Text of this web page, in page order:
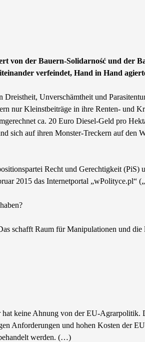
von der Bauern-Solidarność und der
verfeindet, Hand in Hand
Unverschämtheit und
nur Kleinstbeiträge in ihre Renten- und
ca. 20 Euro Diesel-Geld pro
sich auf ihren Monster-Treckern auf den
Recht und Gerechtigkeit
2015 das Internetportal „wPolityce.pl“
schafft Raum für Manipulationen und
keine Ahnung von der EU-
Anforderungen und hohen Kosten der
werden. (…)